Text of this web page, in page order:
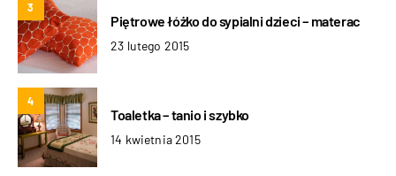
3
Piętrowe łóżko do sypialni dzieci – materac
23 lutego 2015
4
Toaletka – tanio i szybko
14 kwietnia 2015